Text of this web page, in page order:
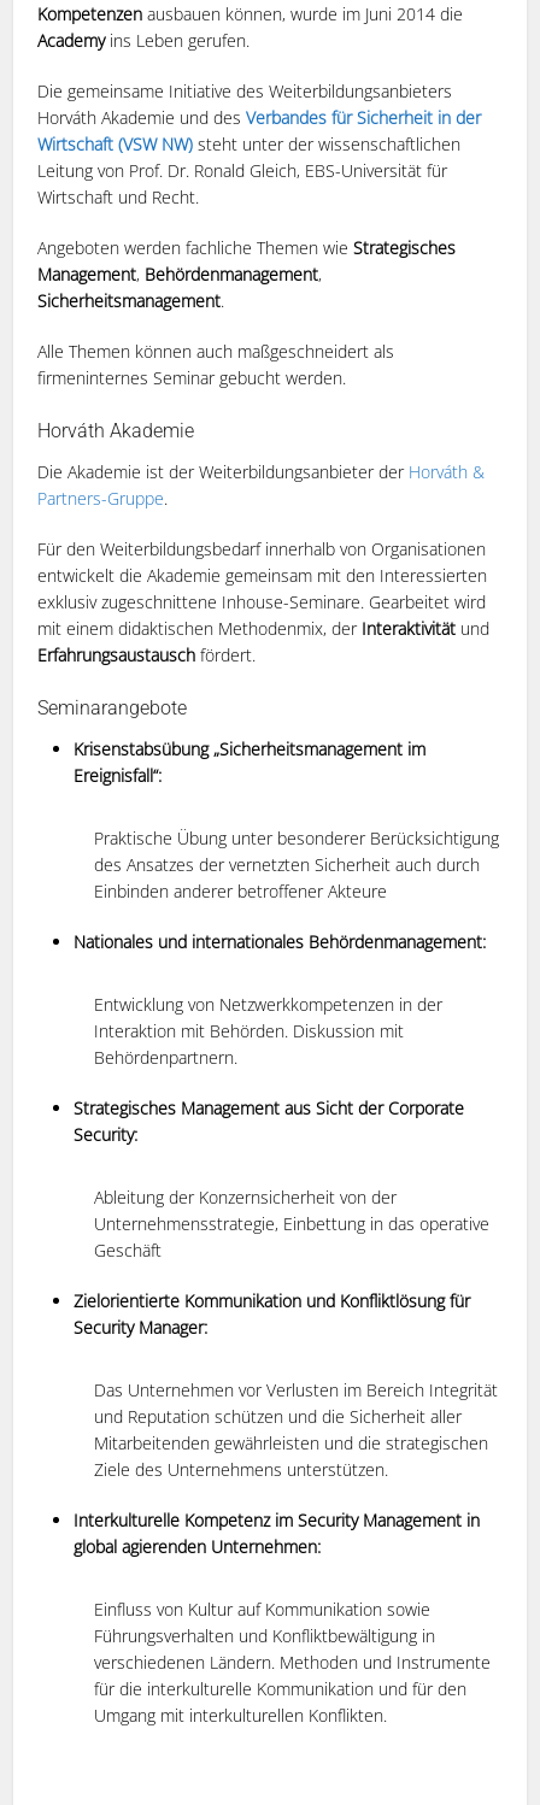
Kompetenzenausbauen können, wurde im Juni 2014 die
Academy ins Leben gerufen.
Die gemeinsame Initiative des Weiterbildungsanbieters
Horváth Akademie und desVerbandes für Sicherheit in der
Wirtschaft (VSW NW) steht unter der wissenschaftlichen
Leitung von Prof. Dr. Ronald Gleich, EBS-Universität für
Wirtschaft und Recht.
Angeboten werden fachliche Themen wieStrategisches
Management, Behördenmanagement,
Sicherheitsmanagement.
Alle Themen können auch maßgeschneidert als
firmeninternes Seminar gebucht werden.
Horváth Akademie
Die Akademie ist der Weiterbildungsanbieter der Horváth &
Partners-Gruppe.
Für den Weiterbildungsbedarf innerhalb von Organisationen
entwickelt die Akademie gemeinsam mit den Interessierten
exklusiv zugeschnittene Inhouse-Seminare. Gearbeitet wird
mit einem didaktischen Methodenmix, der Interaktivität und
Erfahrungsaustauschfördert.
Seminarangebote
Krisenstabsübung „Sicherheitsmanagement im
Ereignisfall“:
Praktische Übung unter besonderer Berücksichtigung
des Ansatzes der vernetzten Sicherheit auch durch
Einbinden anderer betroffener Akteure
Nationales und internationales Behördenmanagement:
Entwicklung von Netzwerkkompetenzen in der
Interaktion mit Behörden. Diskussion mit
Behördenpartnern.
Strategisches Management aus Sicht der Corporate
Security:
Ableitung der Konzernsicherheit von der
Unternehmensstrategie, Einbettung in das operative
Geschäft
Zielorientierte Kommunikation und Konfliktlösung für
Security Manager:
Das Unternehmen vor Verlusten im Bereich Integrität
und Reputation schützen und die Sicherheit aller
Mitarbeitenden gewährleisten und die strategischen
Ziele des Unternehmens unterstützen.
Interkulturelle Kompetenz im Security Management in
global agierenden Unternehmen:
Einfluss von Kultur auf Kommunikation sowie
Führungsverhalten und Konfliktbewältigung in
verschiedenen Ländern. Methoden und Instrumente
für die interkulturelle Kommunikation und für den
Umgang mit interkulturellen Konflikten.